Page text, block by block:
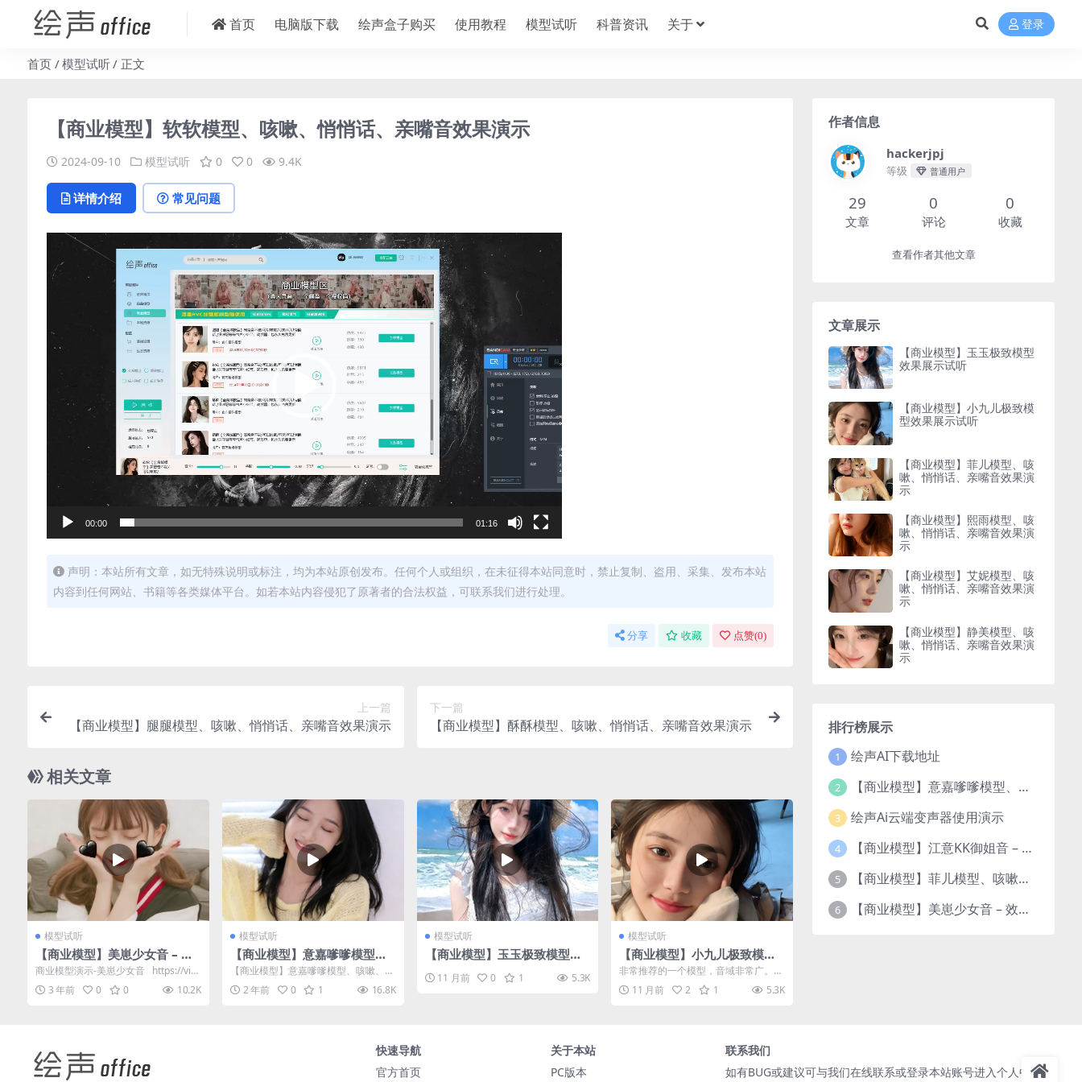
首页 电脑版下载 绘声盒子购买 使用教程 模型试听 科普资讯 关于 登录
首页 模型试听 正文
【商业模型】软软模型、咳嗽、悄悄话、亲嘴音效果演示
2024-09-10 模型试听 0 0 9.4K
详情介绍 常见问题
频
器
00:00 01:16
声明：本站所有文章，如无特殊说明或标注，均为本站原创发布。任何个人或组织，在未征得本站同意时，禁止复制、盗用、采集、发布本站
内容到任何网站、书籍等各类媒体平台。如若本站内容侵犯了原著者的合法权益，可联系我们进行处理。
分享 收藏 点赞(0)
上一篇
【商业模型】腿腿模型、咳嗽、悄悄话、亲嘴音效果演示
下一篇
【商业模型】酥酥模型、咳嗽、悄悄话、亲嘴音效果演示
相关文章
模型试听
【商业模型】美崽少女音 – 效
果演示
商业模型演示-美崽少女音 https://vip.
123pan.c...
3 年前 0 0 10.2K
模型试听
【商业模型】意嘉嗲嗲模型、
咳嗽、悄悄话、亲嘴音效果演
示
【商业模型】意嘉嗲嗲模型、咳嗽、悄
悄话、亲嘴音效果演示 https://vip....
2 年前 0 1 16.8K
模型试听
【商业模型】玉玉极致模型效
11 月前 0 1 5.3K
模型试听
【商业模型】小九儿极致模型
效果展示试听
非常推荐的一个模型，音域非常广。非
常的人非常多。
11 月前 2 1 5.3K
作者信息
hackerjpj
等级 普通用户
29
文章
0
评论
0
收藏
查看作者其他文章
文章展示
【商业模型】玉玉极致模型
效果展示试听
【商业模型】小九儿极致模
型效果展示试听
【商业模型】菲儿模型、咳
嗽、悄悄话、亲嘴音效果演
示
【商业模型】熙雨模型、咳
嗽、悄悄话、亲嘴音效果演
示
【商业模型】艾妮模型、咳
嗽、悄悄话、亲嘴音效果演
示
【商业模型】静美模型、咳
嗽、悄悄话、亲嘴音效果演
示
排行榜展示
1 绘声AI下载地址
2 【商业模型】意嘉嗲嗲模型、咳嗽、悄悄话、亲嘴音效果演示
3 绘声Ai云端变声器使用演示
4 【商业模型】江意KK御姐音 – 效果演示
5 【商业模型】菲儿模型、咳嗽、悄悄话、亲嘴音效果演示
6 【商业模型】美崽少女音 – 效果演示
快速导航
官方首页
关于本站
PC版本
联系我们
如有BUG或建议可与我们在线联系或登录本站账号进入个人中心提